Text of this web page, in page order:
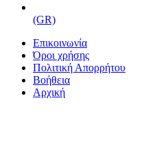
(GR)
Επικοινωνία
Όροι χρήσης
Πολιτική Απορρήτου
Βοήθεια
Αρχική